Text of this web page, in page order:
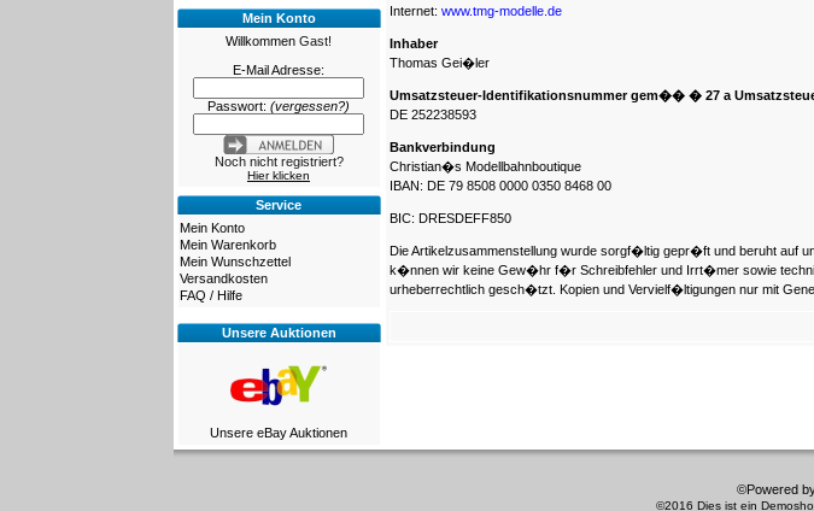
Mein Konto
Willkommen Gast!
E-Mail Adresse:
Passwort: (vergessen?)
Noch nicht registriert?
Hier klicken
Service
Mein Konto
Mein Warenkorb
Mein Wunschzettel
Versandkosten
FAQ / Hilfe
Unsere Auktionen
Unsere eBay Auktionen
Internet: www.tmg-modelle.de
Inhaber
Thomas Gei�ler
Umsatzsteuer-Identifikationsnummer gem�� � 27 a
DE 252238593
Bankverbindung
Christian�s Modellbahnboutique
IBAN: DE 79 8508 0000 0350 8468 00
BIC: DRESDEFF850
Die Artikelzusammenstellung wurde sorgf�ltig gepr�ft und beruht auf
k�nnen wir keine Gew�hr f�r Schreibfehler und Irrt�mer sowie
urheberrechtlich gesch�tzt. Kopien und Vervielf�ltigungen nur mit
©Powered
©2016 Dies ist ein